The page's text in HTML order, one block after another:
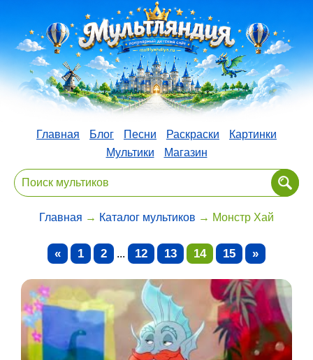
Главная Блог Песни Раскраски
Картинки
Мультики
Магазин
Главная → Каталог мультиков → Монстр Хай
« 1 2 ... 12 13 14 15 »